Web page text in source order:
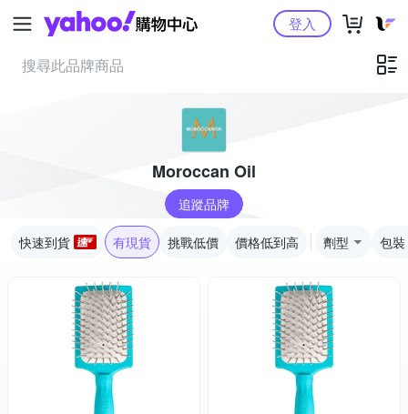
Yahoo購物中心登入
Moroccan Oil
追蹤品牌
快速到貨 有現貨 挑戰低價 價格低到高 劑型 包裝